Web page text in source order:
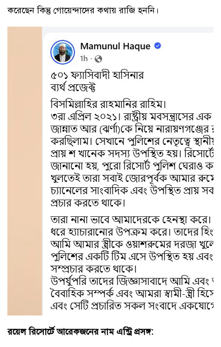
করেছেন কিন্তু গোয়েন্দাদের কথায় রাজি হননি।
রয়েল রিসোর্টে আরেকজনের নাম এন্ট্রি প্রসঙ্গ: